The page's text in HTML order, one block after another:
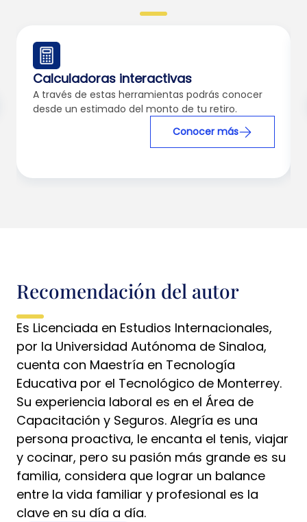
Calculadoras interactivas
A través de estas herramientas podrás conocer
desde un estimado del monto de tu retiro.
Conocer más
Recomendación del autor
Es Licenciada en Estudios Internacionales,
por la Universidad Autónoma de Sinaloa,
cuenta con Maestría en Tecnología
Educativa por el Tecnológico de Monterrey.
Su experiencia laboral es en el Área de
Capacitación y Seguros. Alegría es una
persona proactiva, le encanta el tenis, viajar
y cocinar, pero su pasión más grande es su
familia, considera que lograr un balance
entre la vida familiar y profesional es la
clave en su día a día.